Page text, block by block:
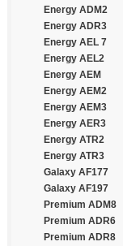
Double Coin
Double Happiness
Double Road
Doublestar
Doupro
Drivemaster
Dunlop
Duraturn
Durun
Eced
Ecovision
Estrada
Everest
Everton
Fairking
Energy ADM2
Energy ADR3
Energy AEL 7
Energy AEL2
Energy AEM
Energy AEM2
Energy AEM3
Energy AER3
Energy ATR2
Energy ATR3
Galaxy AF177
Galaxy AF197
Premium ADM8
Premium ADR6
Premium ADR8